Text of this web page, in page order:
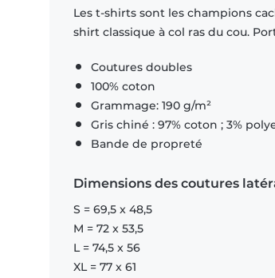
Les t-shirts sont les champions
shirt classique à col ras du cou.
Coutures doubles
100% coton
Grammage: 190 g/m²
Gris chiné : 97% coton ; 3%
Bande de propreté
Dimensions des coutures
S = 69,5 x 48,5
M = 72 x 53,5
L = 74,5 x 56
XL = 77 x 61